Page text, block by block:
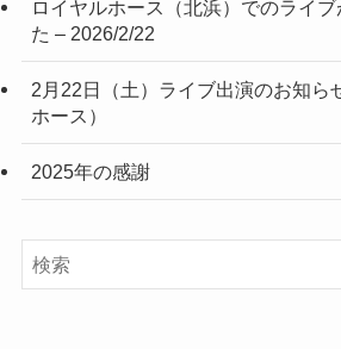
ロイヤルホース（北浜）でのライ
た – 2026/2/22
2月22日（土）ライブ出演のお知ら
ホース）
2025年の感謝